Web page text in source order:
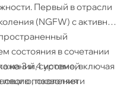
Первый в отрасли
(NGFW) с активной
состояния в сочетании
системой
поколения и
на 3 и 4 уровне, включая
позволяет